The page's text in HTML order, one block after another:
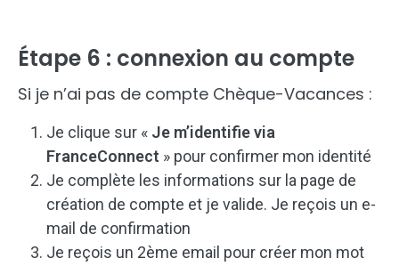
Étape 6 : connexion au compte
Si je n’ai pas de compte Chèque-Vacances :
Je clique sur « Je m’identifie via
FranceConnect » pour confirmer mon identité
Je complète les informations sur la page de
création de compte et je valide. Je reçois un e-
mail de confirmation
Je reçois un 2ème email pour créer mon mot